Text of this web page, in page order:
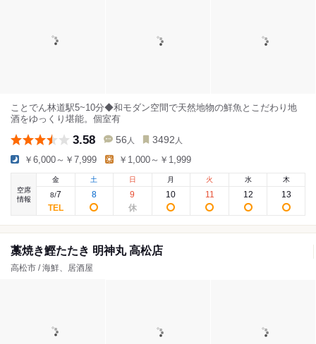
ことでん林道駅5~10分◆和モダン空間で天然地物の鮮魚とこだわり地
酒をゆっくり堪能。個室有
3.58 56 人 3492 人
￥6,000～￥7,999 ￥1,000～￥1,999
空席
情報
金
8/7
土
8
日
9
月
10
火
11
水
12
木
13
藁焼き鰹たたき 明神丸 高松店
高松市 / 海鮮、居酒屋